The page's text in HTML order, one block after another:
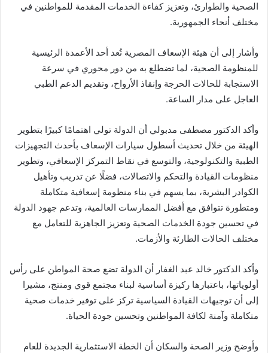
الصحية والطوارئ، وتعزيز كفاءة الخدمات المقدمة للمواطنين في
مختلف أنحاء الجمهورية.
وأشار إلى أن هيئة الإسعاف المصرية تُعد أحد الأعمدة الرئيسية
للمنظومة الصحية، لما تضطلع به من دور محوري في سرعة
الاستجابة للحالات الحرجة وإنقاذ الأرواح، وتقديم الدعم الطبي
العاجل على مدار الساعة.
وأكد الدكتور مصطفى مدبولي أن الدولة تولي اهتمامًا كبيرًا بتطوير
الهيئة من خلال تحديث أسطول سيارات الإسعاف بأحدث التجهيزات
الطبية والتكنولوجية، والتوسع في نقاط التمركز الإسعافي، وتطوير
منظومات القيادة والتحكم والاتصالات، فضلًا عن تدريب وتأهيل
الكوادر البشرية، بما يسهم في بناء منظومة إسعافية متكاملة
ومتطورة تتوافق مع أفضل الممارسات العالمية، وتدعم جهود الدولة
في تحسين جودة الخدمات الصحية وتعزيز الجاهزية للتعامل مع
مختلف الحالات الطارئة والأزمات.
وأكد الدكتور خالد عبد الغفار أن الدولة تضع صحة المواطن على رأس
أولوياتها، باعتبارها ركيزة أساسية لبناء مجتمع قوي ومنتج، مشيرا
إلى أن توجيهات القيادة السياسية تركز على توفير خدمات صحية
متكاملة وآمنة لكافة المواطنين وتحسين جودة الحياة.
وأوضح وزير الصحة والسكان أن الخطة الاستثمارية الجديدة للعام